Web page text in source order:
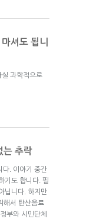
셔도 됩니
과학적으로
는 추락
다. 이야기 중간
기도 합니다. 필
닙니다. 하지만
해서 탄산음료
부와 시민단체